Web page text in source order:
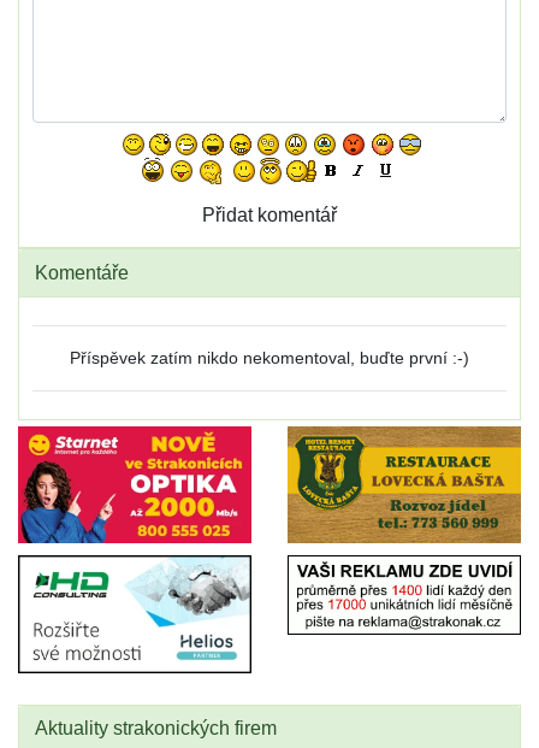
Komentáře
Příspěvek zatím nikdo nekomentoval, buďte první :-)
Aktuality strakonických firem